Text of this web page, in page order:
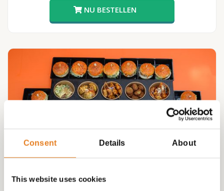
Consent Details About
This website uses cookies